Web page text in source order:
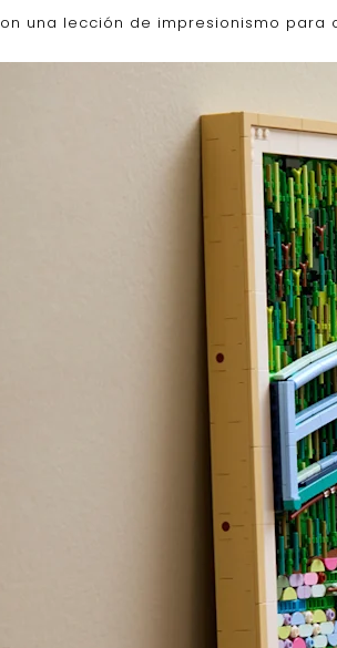
una lección de impresionismo para